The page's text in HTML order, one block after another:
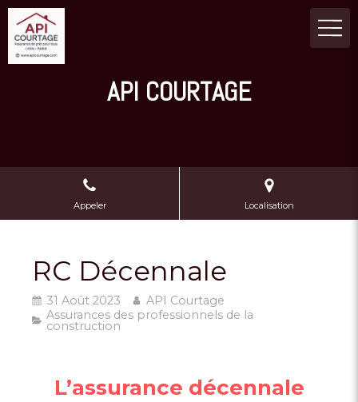
API COURTAGE
Appeler Localisation
RC Décennale
31 Août 2023
API Courtage
Assurances des professionnels de la
construction
L’assurance décennale